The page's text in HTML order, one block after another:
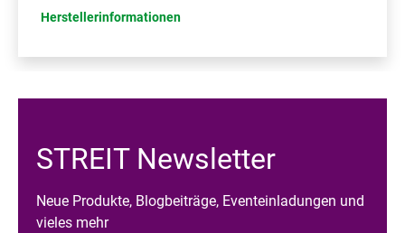
Herstellerinformationen
STREIT Newsletter
Neue Produkte, Blogbeiträge, Eventeinladungen und
vieles mehr